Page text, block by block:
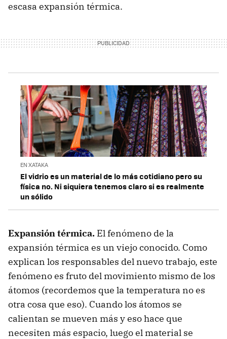
escasa expansión térmica.
EN XATAKA
El vidrio es un material de lo más cotidiano pero su
física no. Ni siquiera tenemos claro si es realmente
un sólido
Expansión térmica. El fenómeno de la
expansión térmica es un viejo conocido. Como
explican los responsables del nuevo trabajo, este
fenómeno es fruto del movimiento mismo de los
átomos (recordemos que la temperatura no es
otra cosa que eso). Cuando los átomos se
calientan se mueven más y eso hace que
necesiten más espacio, luego el material se